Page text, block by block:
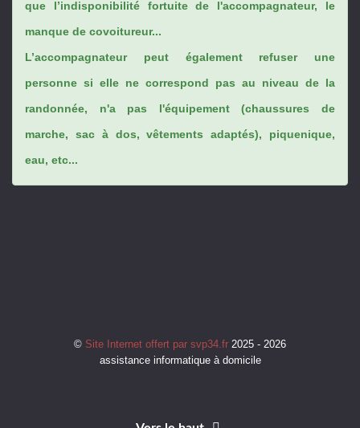
que l’indisponibilité fortuite de l'accompagnateur, le
manque de covoitureur...
L’accompagnateur peut également refuser une
personne si elle ne correspond pas au niveau de la
randonnée, n'a pas l'équipement (chaussures de
marche, sac à dos, vêtements adaptés), piquenique,
eau, etc...
© Site Internet offert par svp34.fr 2025 - 2026
assistance informatique à domicile